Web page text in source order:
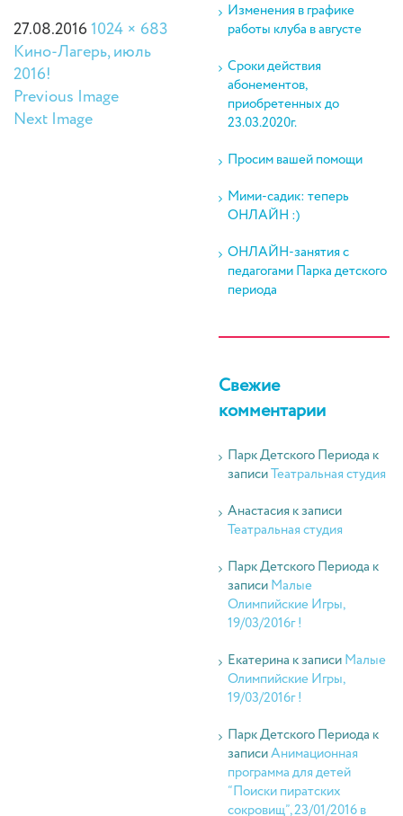
27.08.20161024 × 683
Кино-Лагерь, июль
2016!
Previous Image
Next Image
Изменения в графике
работы клуба в августе
Сроки действия
абонементов,
приобретенных до
23.03.2020г.
Просим вашей помощи
Мими-садик: теперь
ОНЛАЙН :)
ОНЛАЙН-занятия с
педагогами Парка детского
периода
Свежие
комментарии
Парк Детского Периода к
записиТеатральная студия
Анастасияк записи
Театральная студия
Парк Детского Периода к
записиМалые
Олимпийские Игры,
19/03/2016г !
Екатерина к записиМалые
Олимпийские Игры,
19/03/2016г !
Парк Детского Периода к
записиАнимационная
программа для детей
“Поиски пиратских
сокровищ”, 23/01/2016 в